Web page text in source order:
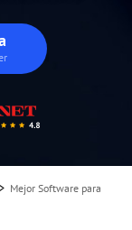
> Mejor Software para